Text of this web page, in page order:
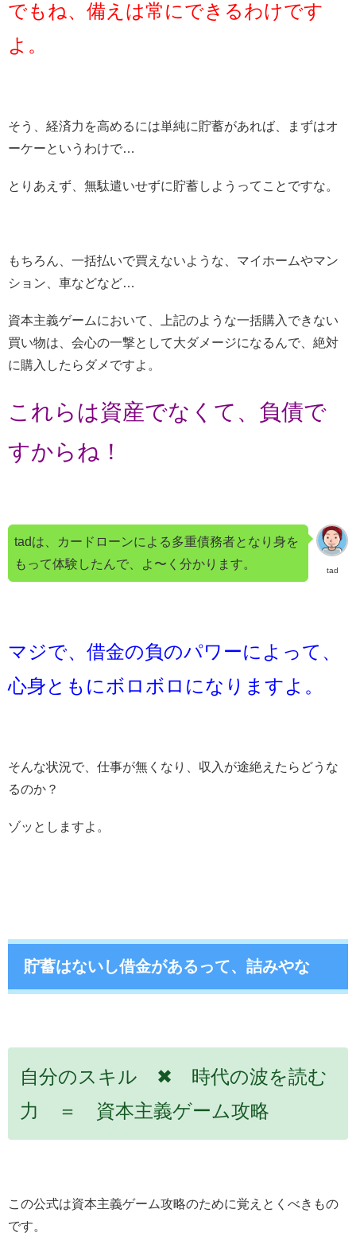
でもね、備えは常にできるわけです
よ。
そう、経済力を高めるには単純に貯蓄があれば、まずはオ
ーケーというわけで…
とりあえず、無駄遣いせずに貯蓄しようってことですな。
もちろん、一括払いで買えないような、マイホームやマン
ション、車などなど…
資本主義ゲームにおいて、上記のような一括購入できない
買い物は、会心の一撃として大ダメージになるんで、絶対
に購入したらダメですよ。
これらは資産でなくて、負債で
すからね！
tad
tadは、カードローンによる多重債務者となり身を
もって体験したんで、よ〜く分かります。
マジで、借金の負のパワーによって、
心身ともにボロボロになりますよ。
そんな状況で、仕事が無くなり、収入が途絶えたらどうな
るのか？
ゾッとしますよ。
貯蓄はないし借金があるって、詰みやな
自分のスキル️ ✖ 時代の波を読む
力 ＝ 資本主義ゲーム攻略
この公式は資本主義ゲーム攻略のために覚えとくべきもの
です。